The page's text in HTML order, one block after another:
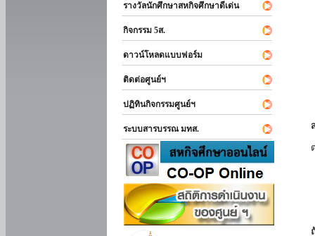
รางวัลนักศึกษาสหกิจศึกษาดีเด่น
กิจกรรม 5ส.
ดาวน์โหลดแบบฟอร์ม
ติดต่อศูนย์ฯ
ปฏิทินกิจกรรมศูนย์ฯ
ระบบสารบรรณ มทส.